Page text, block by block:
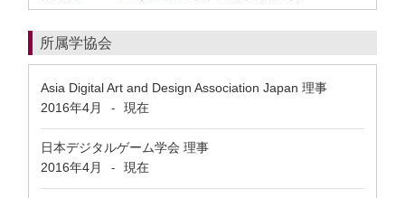
所属学協会
Asia Digital Art and Design Association Japan 理事
2016年4月
- 現在
日本デジタルゲーム学会 理事
2016年4月
- 現在